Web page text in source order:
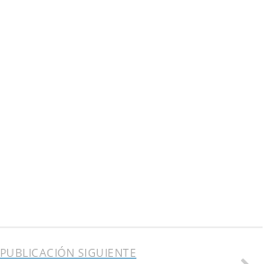
PUBLICACIÓN SIGUIENTE